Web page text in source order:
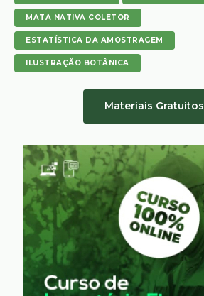
MATA NATIVA COLETOR
ESTATÍSTICA DA AMOSTRAGEM
ILUSTRAÇÃO BOTÂNICA
Materiais Gratuitos